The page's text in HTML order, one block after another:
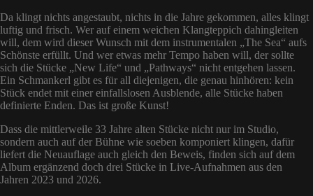
Da klingt nichts angestaubt, nichts in die Jahre gekommen, alles klingt
luftig und frisch. Wer auf einem weichen Klangteppich dahingleiten
will, dem wird dieser Wunsch mit dem instrumentalen „The Sea“ aufs
Schönste erfüllt. Und wer etwas mehr Tempo haben will, der sollte
sich die Stücke „New Life“ und „Pathways“ nicht entgehen lassen.
Ein Schmankerl gibt es für all diejenigen, die genau hinhören: kein
Stück endet mit einer einfallslosen Ausblende, alle Stücke haben
definierte Enden. Das ist große Kunst!
Dass die mittlerweile 33 Jahre alten Stücke nicht nur im Studio,
sondern auch auf der Bühne wie soeben komponiert klingen, dafür
liefert die Neuauflage auch gleich den Beweis, finden sich auf dem
Album ergänzend doch drei Stücke in Live-Aufnahmen aus den
Jahren 2023 und 2026.